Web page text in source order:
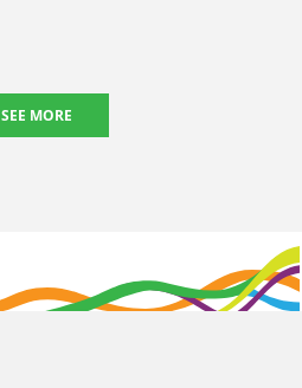
SEE MORE